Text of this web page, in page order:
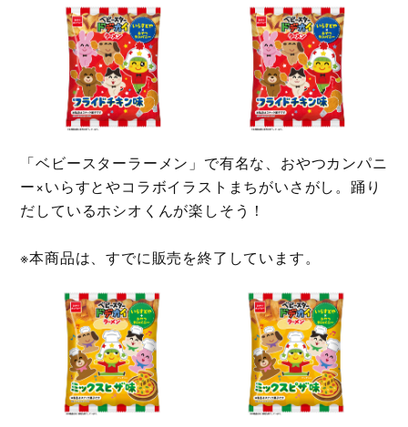
「ベビースターラーメン」で有名な、おやつカンパニ
ー×いらすとやコラボイラストまちがいさがし。踊り
だしているホシオくんが楽しそう！
※本商品は、すでに販売を終了しています。